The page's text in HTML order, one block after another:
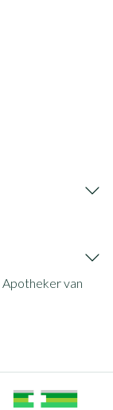
Apotheker van